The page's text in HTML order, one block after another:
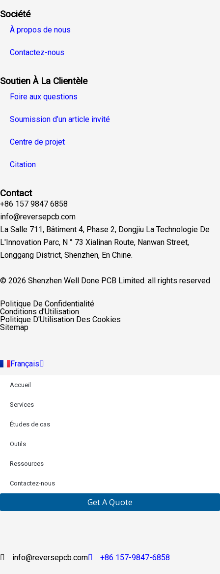
Société
À propos de nous
Contactez-nous
Soutien À La Clientèle
Foire aux questions
Soumission d’un article invité
Centre de projet
Citation
Contact
+86 157 9847 6858
info@reversepcb.com
La Salle 711, Bâtiment 4, Phase 2, Dongjiu La Technologie De
L'Innovation Parc, N ° 73 Xialinan Route, Nanwan Street,
Longgang District, Shenzhen, En Chine.
© 2026 Shenzhen Well Done PCB Limited. all rights reserved
Politique De Confidentialité
Conditions d'Utilisation
Politique D'Utilisation Des Cookies
Sitemap
Français
Español
Deutsch
Русский
Indonesia
Accueil
Services
Études de cas
Outils
Ressources
Contactez-nous
Get A Quote
info@reversepcb.com +86 157-9847-6858